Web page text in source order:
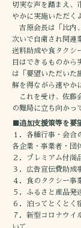
切実な声を踏まえ、
やかに実施いただく
吉原会長は「比内
次いで自粛され関連
送料助成や食タクシ
目はできるものから
は「要望いただいた
解を得ながら速やか
これを受け、佐藤
の難局に立ち向かっ
■追加支援策等を要
１．各種行事・会合
各企業・事業者・団
２．プレミアム付商
３．広告宣伝費助成
４．食のタクシー事
５．ふるさと産品発
６．泊ってとくとく
７．新型コロナウイ